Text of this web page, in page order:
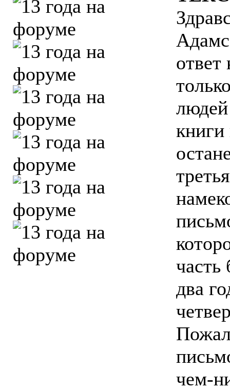
ответ
людей
книги
часть
два
чем-